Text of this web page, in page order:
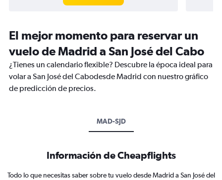
El mejor momento para reservar un
vuelo de Madrid a San José del Cabo
¿Tienes un calendario flexible? Descubre la época ideal para
volar a San José del Cabodesde Madrid con nuestro gráfico
de predicción de precios.
MAD-SJD
Información de Cheapflights
Todo lo que necesitas saber sobre tu vuelo desde Madrid a San José del